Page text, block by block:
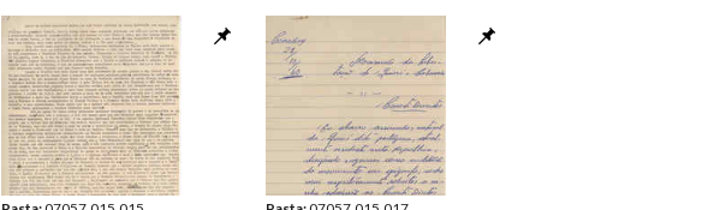
Fundo:
DAC - Documentos Amílcar
Cabral
Tipo Documental:Documentos
Página(s):21